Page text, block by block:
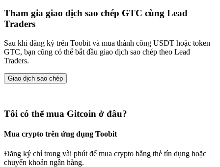
Tham gia giao dịch sao chép GTC cùng Lead
Traders
Sau khi đăng ký trên Toobit và mua thành công USDT hoặc token
GTC, bạn cũng có thể bắt đầu giao dịch sao chép theo Lead
Traders.
Giao dịch sao chép
Tôi có thể mua Gitcoin ở đâu?
Mua crypto trên ứng dụng Toobit
Đăng ký chỉ trong vài phút để mua crypto bằng thẻ tín dụng hoặc
chuyển khoản ngân hàng.